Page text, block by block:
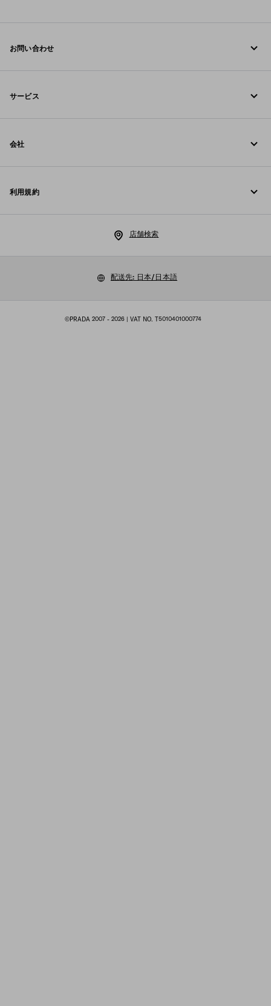
お問い合わせ
お問い合わせ
サービス
ご注文の追跡
会社
Prada Group
利用規約
クッキーの設定
©PRADA 2007 - 2026 | VAT NO. T5010401000774
店舗検索
配送先: 日本/日本語